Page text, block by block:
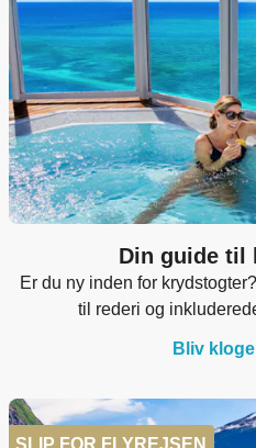
Din guide til
Er du ny inden for
til rederi og
Bliv